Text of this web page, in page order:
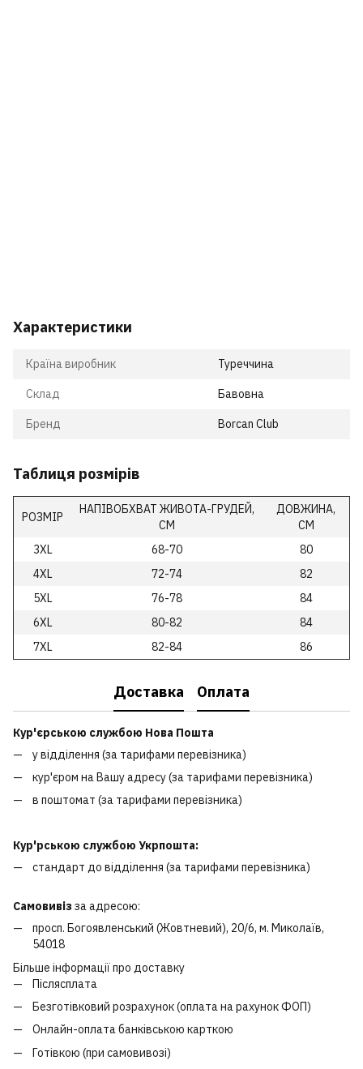
Характеристики
Країна виробник Туреччина
Склад Бавовна
Бренд Borcan Club
Таблиця розмірів
РОЗМІР
НАПІВОБХВАТ ЖИВОТА-ГРУДЕЙ,
СМ
ДОВЖИНА,
СМ
3XL
68-70
80
4XL
72-74
82
5XL
76-78
84
6XL
80-82
84
7XL
82-84 86
Доставка Оплата
Кур'єрською службою Нова Пошта
у відділення (за тарифами перевізника)
кур'єром на Вашу адресу (за тарифами перевізника)
в поштомат (за тарифами перевізника)
Кур'рською службою Укрпошта:
стандарт до відділення (за тарифами перевізника)
Самовивізза адресою:
просп. Богоявленський (Жовтневий), 20/6, м. Миколаїв,
54018
Більше інформації про доставку
Післясплата
Безготівковий розрахунок (оплата на рахунок ФОП)
Онлайн-оплата банківською карткою
Готівкою (при самовивозі)